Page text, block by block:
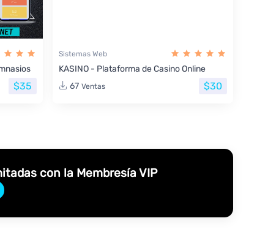
$35
Sistemas Web
KASINO - Plataforma de Casino Online
67 Ventas $30
con la Membresía VIP